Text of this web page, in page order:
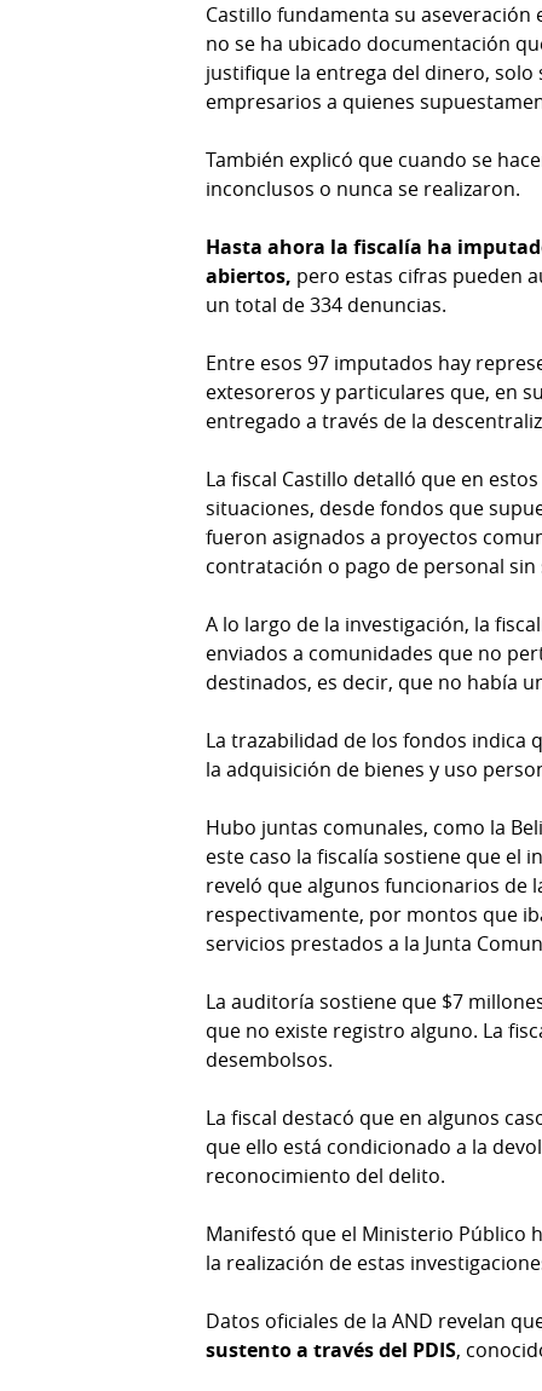
Castillo fundamenta su
no se ha ubicado documentación
justifique la entrega del dinero,
empresarios a quienes
También explicó que cuando se
inconclusos o nunca se realizaron.
Hasta ahora la fiscalía ha
abiertos, pero estas cifras pueden
un total de 334 denuncias.
Entre esos 97 imputados hay
extesoreros y particulares que, en
entregado a través de la
La fiscal Castillo detalló que en
situaciones, desde fondos que
fueron asignados a proyectos
contratación o pago de personal sin
A lo largo de la investigación, la
enviados a comunidades que no
destinados, es decir, que no había
La trazabilidad de los fondos indica
la adquisición de bienes y uso
Hubo juntas comunales, como la
este caso la fiscalía sostiene que el
reveló que algunos funcionarios de
respectivamente, por montos que
servicios prestados a la Junta
La auditoría sostiene que $7
que no existe registro alguno. La
desembolsos.
La fiscal destacó que en algunos
que ello está condicionado a la
reconocimiento del delito.
Manifestó que el Ministerio Público
la realización de estas
Datos oficiales de la AND revelan
sustento a través del PDIS,